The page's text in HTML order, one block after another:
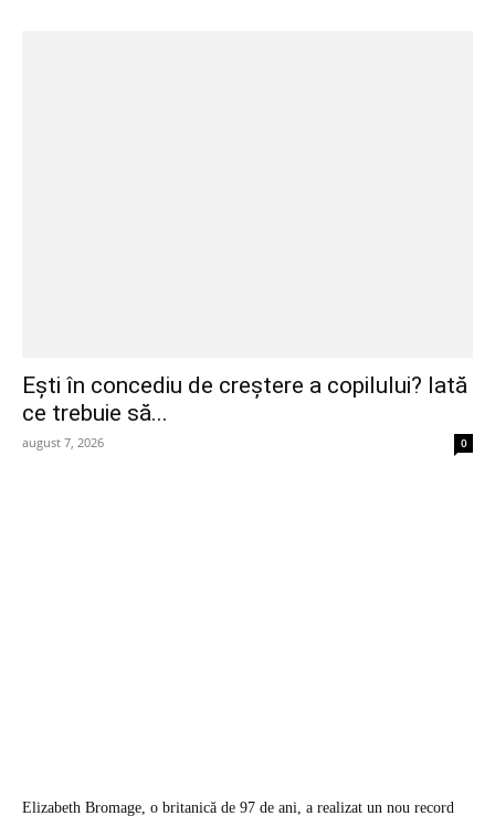
Ești în concediu de creștere a copilului? Iată
ce trebuie să...
august 7, 2026 0
Elizabeth Bromage, o britanică de 97 de ani, a realizat un nou record